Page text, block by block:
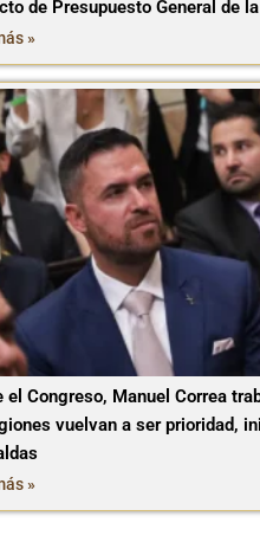
de Presupuesto General de
»
el Congreso, Manuel Correa
vuelvan a ser prioridad,
»